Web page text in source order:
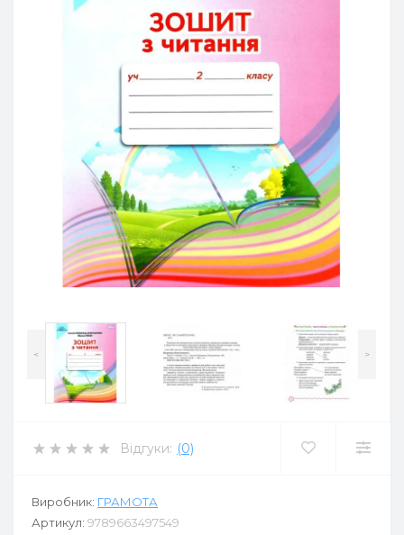
< >
Відгуки: (0)
Виробник: ГРАМОТА
Артикул: 9789663497549